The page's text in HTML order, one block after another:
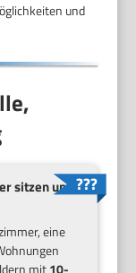
und
sitzen und
eine
mit10-